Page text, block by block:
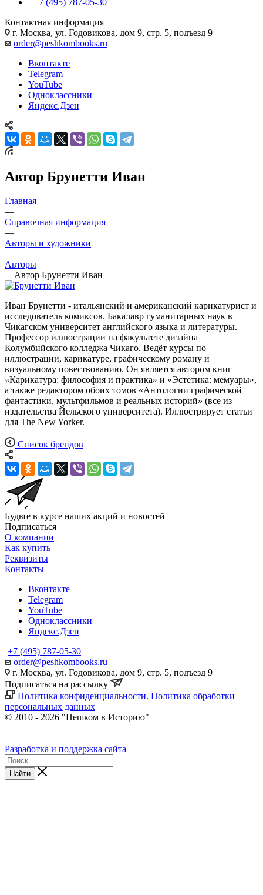
Контактная информация
г. Москва, ул. Годовикова, дом 9, стр. 5, подъезд 9
order@peshkombooks.ru
Вконтакте
Telegram
YouTube
Одноклассники
Яндекс.Дзен
Автор Брунетти Иван
Главная
—
Справочная информация
—
Авторы и художники
—
Авторы
—Автор Брунетти Иван
Иван Брунетти - итальянский и американский карикатурист и
исследователь комиксов. Бакалавр гуманитарных наук в
Чикагском университет английского языка и литературы.
Профессор иллюстрации на факультете дизайна
Колумбийского колледжа Чикаго. Ведёт курсы по
иллюстрации, карикатуре, графическому роману и
визуальному повествованию. Он является автором книг
«Карикатура: философия и практика» и «Эстетика: мемуары»,
а также редактором обоих томов «Антологии графической
фантастики, мультфильмов и реальных историй» (все из
издательства Йельского университета). Иллюстрирует статьи
для The New Yorker.
Список брендов
Будьте в курсе наших акций и новостей
Подписаться
О компании
Как купить
Реквизиты
Контакты
Вконтакте
Telegram
YouTube
Одноклассники
Яндекс.Дзен
+7 (495) 787-05-30
order@peshkombooks.ru
г. Москва, ул. Годовикова, дом 9, стр. 5, подъезд 9
Подписаться на рассылку
Политика конфиденциальности. Политика обработки
персональных данных
© 2010 - 2026 "Пешком в Историю"
Разработка и поддержка сайта
Найти